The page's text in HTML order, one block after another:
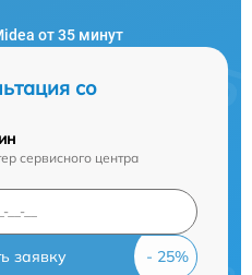
от 35 минут
со
сервисного центра
заявку